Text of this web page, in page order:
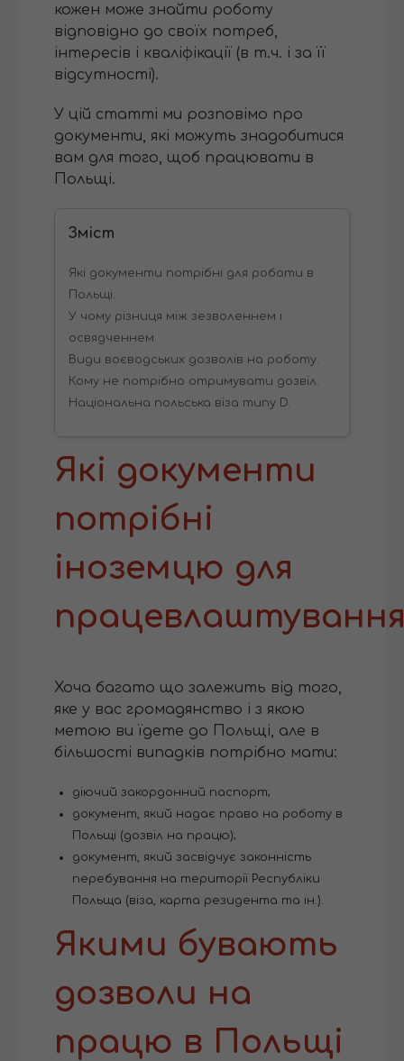
кожен може знайти роботу
відповідно до своїх потреб,
інтересів і кваліфікації (в т.ч. і за її
відсутності).
У цій статті ми розповімо про
документи, які можуть знадобитися
вам для того, щоб працювати в
Польщі.
Зміст
Які документи потрібні для роботи в
Польщі.
У чому різниця між зезволеннем і
освядченнем.
Види воєводських дозволів на роботу.
Кому не потрібно отримувати дозвіл.
Національна польська віза типу D.
Які документи
потрібні
іноземцю для
Хоча багато що залежить від того,
яке у вас громадянство і з якою
метою ви їдете до Польщі, але в
більшості випадків потрібно мати:
діючий закордонний паспорт;
документ, який надає право на роботу в
Польщі (дозвіл на працю);
документ, який засвідчує законність
перебування на території Республіки
Польща (віза, карта резидента та ін.).
Якими бувають
дозволи на
працю в Польщі